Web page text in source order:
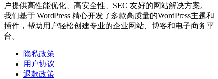
户提供高性能优化、高安全性、SEO 友好的网站解决方案。
我们基于 WordPress 精心开发了多款高质量的WordPress主题和
插件，帮助用户轻松创建专业的企业网站、博客和电子商务平
台。
隐私政策
用户协议
退款政策